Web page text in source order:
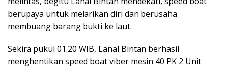
berupaya untuk melarikan diri dan berusaha
membuang barang bukti ke laut.
Sekira pukul 01.20 WIB, Lanal Bintan berhasil
menghentikan speed boat viber mesin 40 PK 2 Unit